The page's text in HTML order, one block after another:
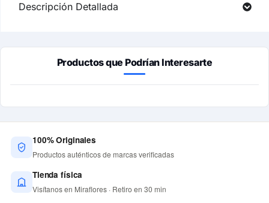
Descripción Detallada
Productos que Podrían Interesarte
100% Originales
Productos auténticos de marcas verificadas
Tienda física
Visítanos en Miraflores · Retiro en 30 min